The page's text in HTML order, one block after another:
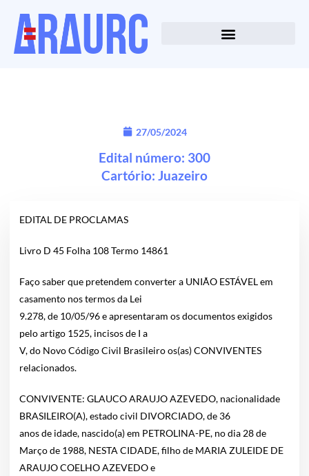
27/05/2024
Edital número: 300
Cartório: Juazeiro
EDITAL DE PROCLAMAS
Livro D 45 Folha 108 Termo 14861
Faço saber que pretendem converter a UNIÃO ESTÁVEL em
casamento nos termos da Lei
9.278, de 10/05/96 e apresentaram os documentos exigidos
pelo artigo 1525, incisos de I a
V, do Novo Código Civil Brasileiro os(as) CONVIVENTES
relacionados.
CONVIVENTE: GLAUCO ARAUJO AZEVEDO, nacionalidade
BRASILEIRO(A), estado civil DIVORCIADO, de 36
anos de idade, nascido(a) em PETROLINA-PE, no dia 28 de
Março de 1988, NESTA CIDADE, filho de MARIA ZULEIDE DE
ARAUJO COELHO AZEVEDO e